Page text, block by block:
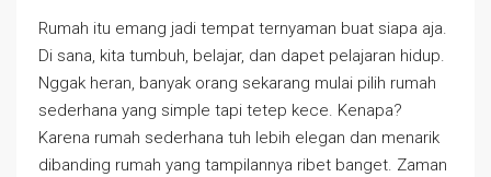
Rumah itu emang jadi tempat ternyaman buat siapa aja.
Di sana, kita tumbuh, belajar, dan dapet pelajaran hidup.
Nggak heran, banyak orang sekarang mulai pilih rumah
sederhana yang simple tapi tetep kece. Kenapa?
Karena rumah sederhana tuh lebih elegan dan menarik
dibanding rumah yang tampilannya ribet banget. Zaman